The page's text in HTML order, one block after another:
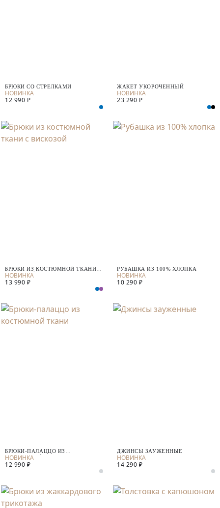
БРЮКИ СО СТРЕЛКАМИ
12 990 ₽
ЖАКЕТ УКОРОЧЕННЫЙ
23 290 ₽
БРЮКИ ИЗ КОСТЮМНОЙ ТКАНИ С
ВИСКОЗОЙ
13 990 ₽
РУБАШКА ИЗ 100% ХЛОПКА
10 290 ₽
БРЮКИ-ПАЛАЦЦО ИЗ
КОСТЮМНОЙ ТКАНИ
12 990 ₽
ДЖИНСЫ ЗАУЖЕННЫЕ
14 290 ₽